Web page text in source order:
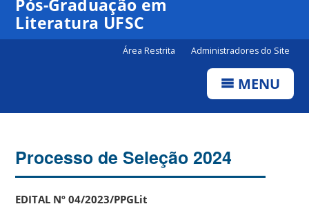
Pós-Graduação em
Literatura UFSC
Área Restrita Administradores do Site
MENU
Processo de Seleção 2024
EDITAL Nº 04/2023/PPGLit